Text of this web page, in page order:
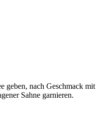
geben, nach Geschmack mit
Sahne garnieren.